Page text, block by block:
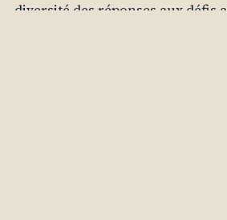
diversité des réponses aux défis